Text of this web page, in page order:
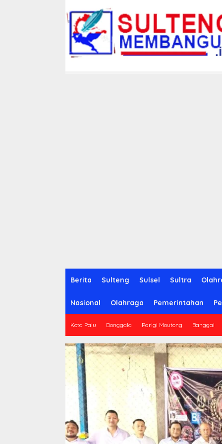
Berita Sulteng Sulsel Sultra
Nasional Olahraga Pemerintahan
Kota Palu Donggala Parigi Moutong Banggai